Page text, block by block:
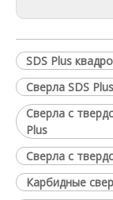
SDS Plus
Сверла SDS
Сверла с
Plus
Сверла с
Карбидные